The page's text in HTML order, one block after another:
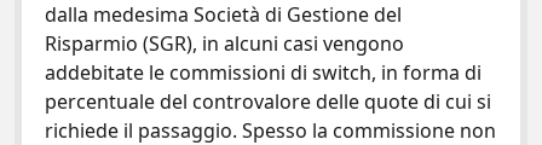
dalla medesima Società di Gestione del
Risparmio (SGR), in alcuni casi vengono
addebitate le commissioni di switch, in forma di
percentuale del controvalore delle quote di cui si
richiede il passaggio. Spesso la commissione non